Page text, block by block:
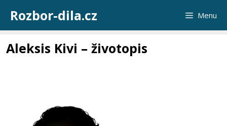
obsah
Rozbor-dila.cz Menu
Aleksis Kivi – životopis